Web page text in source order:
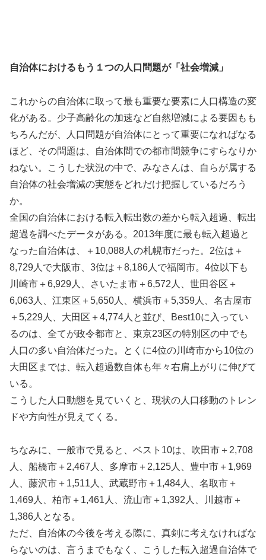
自治体におけるもう１つの人口問題が「社会増減」
これからの自治体に取って最も重要な要素に人口構造の変
化がある。少子高齢化の加速など自然増減による要因もも
ちろんだが、人口問題が自治体にとって重要になればなる
ほど、その問題は、自治体間での都市間競争にすらなりか
ねない。こうした状況の中で、みなさんは、自らが属する
自治体の社会増減の実態をどれだけ把握しているだろう
か。
全国の自治体における転入転出数の差から転入超過、転出
超過を調べたデータがある。2013年度に最も転入超過と
なった自治体は、＋10,088人の札幌市だった。2位は＋
8,729人で大阪市、3位は＋8,186人で福岡市。4位以下も
川崎市＋6,929人、さいたま市＋6,572人、世田谷区＋
6,063人、江東区＋5,650人、横浜市＋5,359人、名古屋市
＋5,229人、大田区＋4,774人と並び、Best10に入ってい
るのは、全てが政令都市と、東京23区の特別区の中でも
人口の多い自治体だった。とくに4位の川崎市から10位の
大田区までは、転入超過数自体も年々右肩上がりに伸びて
いる。
こうした人口動態を見ていくと、現状の人口移動のトレン
ドや方向性が見えてくる。
ちなみに、一般市で見ると、ベスト10は、吹田市＋2,708
人、船橋市＋2,467人、多摩市＋2,125人、豊中市＋1,969
人、藤沢市＋1,511人、武蔵野市＋1,484人、名取市＋
1,469人、柏市＋1,461人、流山市＋1,392人、川越市＋
1,386人となる。
ただ、自治体の今後を考える際に、真剣に考えなければな
らないのは、言うまでもなく、こうした転入超過自治体で